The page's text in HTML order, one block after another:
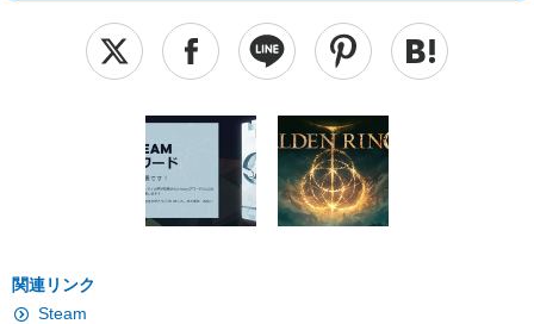
関連リンク
Steam